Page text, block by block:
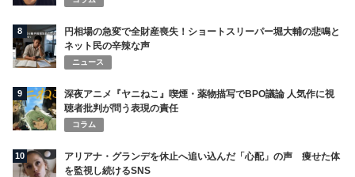
8
円相場の急変で全財産喪失！ショートスリーパー堀大輔の悲鳴と
ネット民の辛辣な声
ニュース
9
深夜アニメ『ヤニねこ』喫煙・薬物描写でBPO議論 人気作に視
聴者批判が問う表現の責任
コラム
10
アリアナ・グランデを休止へ追い込んだ「心配」の声 痩せた体
を監視し続けるSNS